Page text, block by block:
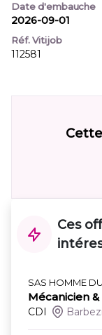
Date d'embauche
2026-09-01
Réf. Vitijob
112581
Ces
SAS HOMME
Mécanicien
CDI